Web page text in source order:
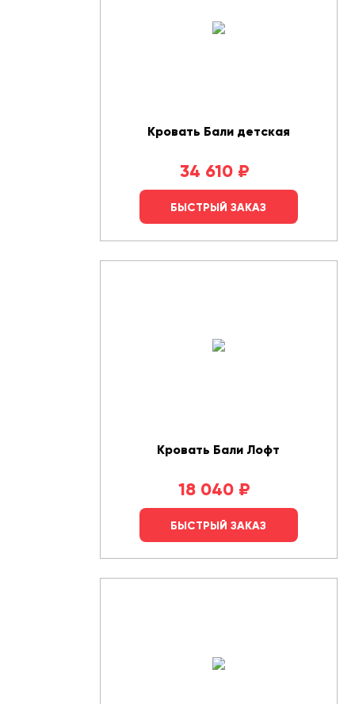
Кровать Бали детская
34 610 ₽
БЫСТРЫЙ ЗАКАЗ
Кровать Бали Лофт
18 040 ₽
БЫСТРЫЙ ЗАКАЗ